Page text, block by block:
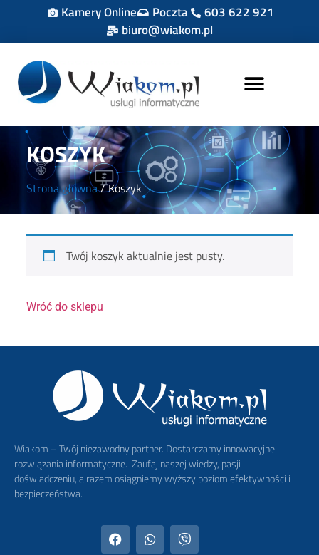
Kamery Online Poczta
603 622 921
biuro@wiakom.pl
KOSZYK
Strona główna/ Koszyk
Twój koszyk aktualnie jest pusty.
Wróć do sklepu
Wiakom – Twój niezawodny partner. Dostarczamy innowacyjne
rozwiązania informatyczne. Zaufaj naszej wiedzy, pasji i
doświadczeniu, a razem osiągniemy wyższy poziom efektywności i
bezpieczeństwa.